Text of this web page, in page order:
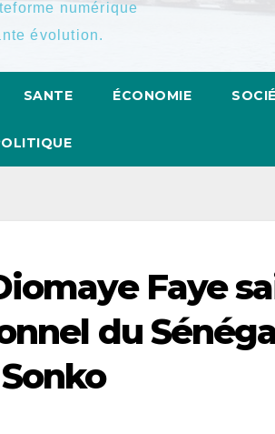
numérique
évolution.
SANTE ÉCONOMIE
Faye
du